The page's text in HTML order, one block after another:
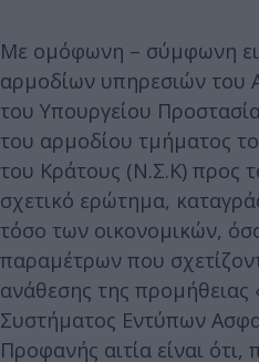
Με ομόφωνη – σύμφωνη
αρμοδίων υπηρεσιών του
του Υπουργείου
του αρμοδίου τμήματος
του Κράτους (Ν.Σ.Κ) προς
σχετικό ερώτημα,
τόσο των οικονομικών,
παραμέτρων που
ανάθεσης της
Συστήματος Εντύπων
Προφανής αιτία είναι